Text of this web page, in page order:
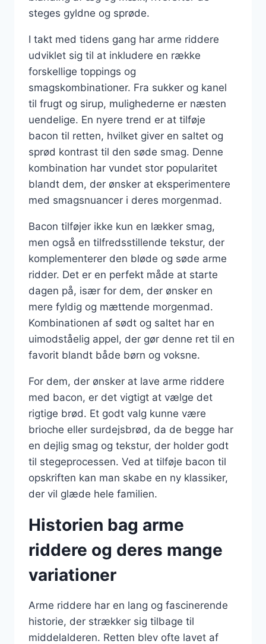
steges gyldne og sprøde.
I takt med tidens gang har arme riddere
udviklet sig til at inkludere en række
forskellige toppings og
smagskombinationer. Fra sukker og kanel
til frugt og sirup, mulighederne er næsten
uendelige. En nyere trend er at tilføje
bacon til retten, hvilket giver en saltet og
sprød kontrast til den søde smag. Denne
kombination har vundet stor popularitet
blandt dem, der ønsker at eksperimentere
med smagsnuancer i deres morgenmad.
Bacon tilføjer ikke kun en lækker smag,
men også en tilfredsstillende tekstur, der
komplementerer den bløde og søde arme
ridder. Det er en perfekt måde at starte
dagen på, især for dem, der ønsker en
mere fyldig og mættende morgenmad.
Kombinationen af sødt og saltet har en
uimodståelig appel, der gør denne ret til en
favorit blandt både børn og voksne.
For dem, der ønsker at lave arme riddere
med bacon, er det vigtigt at vælge det
rigtige brød. Et godt valg kunne være
brioche eller surdejsbrød, da de begge har
en dejlig smag og tekstur, der holder godt
til stegeprocessen. Ved at tilføje bacon til
opskriften kan man skabe en ny klassiker,
der vil glæde hele familien.
Historien bag arme
riddere og deres mange
variationer
Arme riddere har en lang og fascinerende
historie, der strækker sig tilbage til
middelalderen. Retten blev ofte lavet af